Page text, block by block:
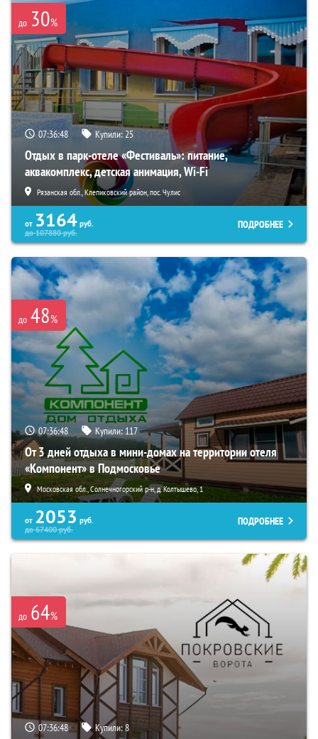
до 30%
07:36:47 Купили:25
Отдых в парк-отеле «Фестиваль»: питание,
аквакомплекс, детская анимация, Wi-Fi
Рязанская обл., Клепиковский район, пос. Чулис
от 3164 руб.
до107880руб.
ПОДРОБНЕЕ
до 48%
07:36:47 Купили: 117
От 3 дней отдыха в мини-домах на территории отеля
«Компонент» в Подмосковье
Московская обл., Солнечногорский р-н, д. Колтышево, 1
от 2053 руб.
до67400руб.
ПОДРОБНЕЕ
до 64%
07:36:47 Купили:8